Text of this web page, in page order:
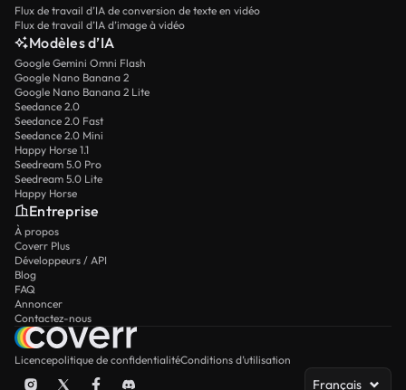
Flux de travail d’IA de conversion de texte en vidéo
Flux de travail d’IA d’image à vidéo
Modèles d’IA
Google Gemini Omni Flash
Google Nano Banana 2
Google Nano Banana 2 Lite
Seedance 2.0
Seedance 2.0 Fast
Seedance 2.0 Mini
Happy Horse 1.1
Seedream 5.0 Pro
Seedream 5.0 Lite
Happy Horse
Entreprise
À propos
Coverr Plus
Développeurs / API
Blog
FAQ
Annoncer
Contactez-nous
Licencepolitique de confidentialitéConditions d’utilisation
Français